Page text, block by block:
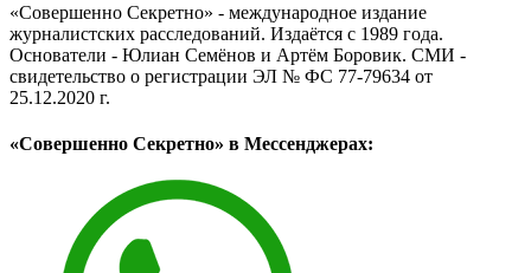
«Совершенно Секретно» - международное издание
журналистских расследований. Издаётся с 1989 года.
Основатели - Юлиан Семёнов и Артём Боровик. CМИ -
свидетельство о регистрации ЭЛ № ФС 77-79634 от
25.12.2020 г.
«Совершенно Секретно» в Мессенджерах: